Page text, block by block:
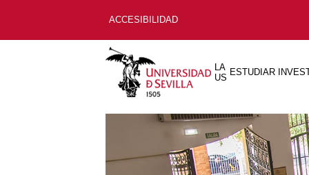
ACCESIBILIDAD
LA
US
ESTUDIAR